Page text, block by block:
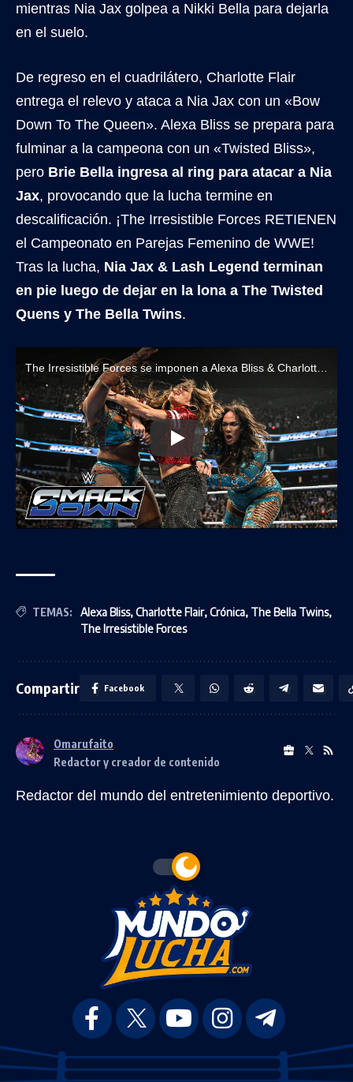
mientras Nia Jax golpea a Nikki Bella para dejarla
en el suelo.
De regreso en el cuadrilátero, Charlotte Flair
entrega el relevo y ataca a Nia Jax con un «Bow
Down To The Queen». Alexa Bliss se prepara para
fulminar a la campeona con un «Twisted Bliss»,
pero Brie Bella ingresa al ring para atacar a Nia
Jax, provocando que la lucha termine en
descalificación. ¡The Irresistible Forces RETIENEN
el Campeonato en Parejas Femenino de WWE!
Tras la lucha, Nia Jax & Lash Legend terminan
en pie luego de dejar en la lona a The Twisted
Quens y The Bella Twins.
TEMAS: Alexa Bliss,Charlotte Flair,Crónica, The Bella Twins,
The Irresistible Forces
Compartir Facebook
Omarufaito
Redactor y creador de contenido
Redactor del mundo del entretenimiento deportivo.